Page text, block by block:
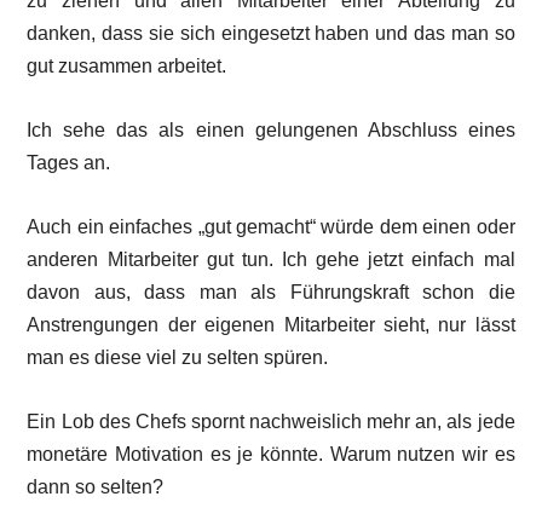
danken, dass sie sich eingesetzt haben und das man so
gut zusammen arbeitet.
Ich sehe das als einen gelungenen Abschluss eines
Tages an.
Auch ein einfaches „gut gemacht“ würde dem einen oder
anderen Mitarbeiter gut tun. Ich gehe jetzt einfach mal
davon aus, dass man als Führungskraft schon die
Anstrengungen der eigenen Mitarbeiter sieht, nur lässt
man es diese viel zu selten spüren.
Ein Lob des Chefs spornt nachweislich mehr an, als jede
monetäre Motivation es je könnte. Warum nutzen wir es
dann so selten?